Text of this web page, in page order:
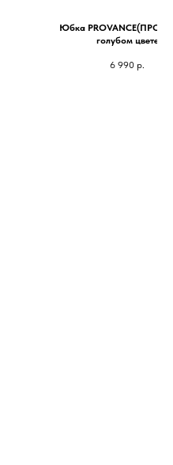
Юбка
голубом цвете
6 990 р.